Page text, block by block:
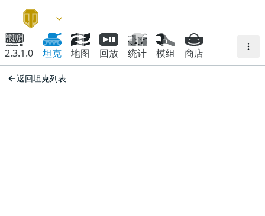
2.3.1.0 坦克 地图 回放 统计 模组 商店
返回坦克列表